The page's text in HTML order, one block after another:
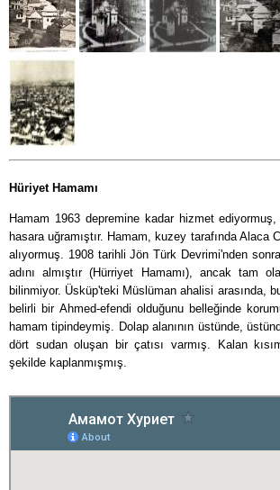
Hüriyet Hamamı
Hamam 1963 depremine kadar hizmet
hasara uğramıştır. Hamam, kuzey tarafında Alaca
alıyormuş. 1908 tarihli Jön Türk Devrimi'nden
adını almıştır (Hürriyet Hamamı), ancak tam
bilinmiyor. Üsküp'teki Müslüman ahalisi arasında,
belirli bir Ahmed-efendi olduğunu belleğinde
hamam tipindeymiş. Dolap alanının üstünde,
dört sudan oluşan bir çatısı varmış. Kalan
şekilde kaplanmışmış.